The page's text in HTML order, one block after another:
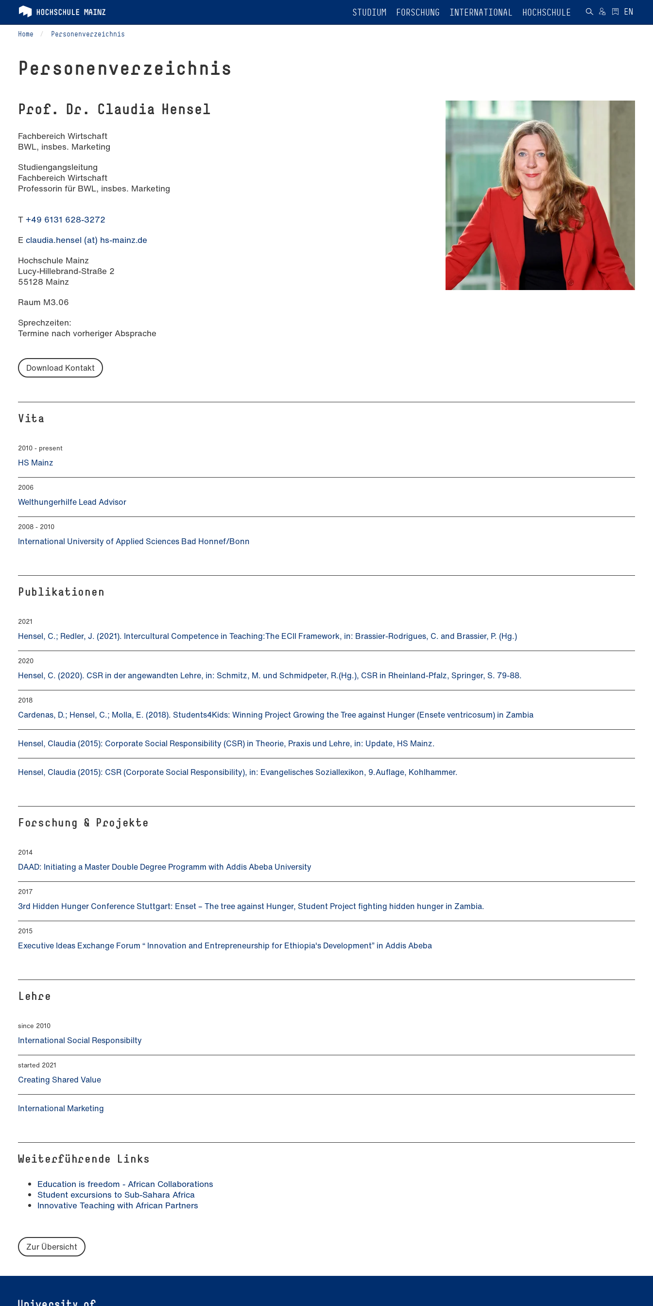
STUDIUM FORSCHUNG INTERNATIONAL HOCHSCHULE
Home Personenverzeichnis
Per­so­nen­ver­zeich­nis
Prof. Dr. Claudia Hensel
Fachbereich Wirtschaft
BWL, insbes. Marketing
Studiengangsleitung
Fachbereich Wirtschaft
Professorin für BWL, insbes. Marketing
T +49 6131 628-3272
E claudia.hensel (at) hs-mainz.de
Hochschule Mainz
Lucy-Hillebrand-Straße 2
55128 Mainz
Raum M3.06
Sprechzeiten:
Termine nach vorheriger Absprache
Download Kontakt
Vita
2010 - present
HS Mainz
2006
Welthungerhilfe Lead Advisor
2008 - 2010
International University of Applied Sciences Bad Honnef/Bonn
Publikationen
2021
Hensel, C.; Redler, J. (2021). Intercultural Competence in Teaching:The ECII Framework, in: Brassier-Rodrigues, C. and Brassier, P. (Hg.)
2020
Hensel, C. (2020). CSR in der angewandten Lehre, in: Schmitz, M. und Schmidpeter, R.(Hg.), CSR in Rheinland-Pfalz, Springer, S. 79-88.
2018
Cardenas, D.; Hensel, C.; Molla, E. (2018). Students4Kids: Winning Project Growing the Tree against Hunger (Ensete ventricosum) in Zambia
Hensel, Claudia (2015): Corporate Social Responsibility (CSR) in Theorie, Praxis und Lehre, in: Update, HS Mainz.
Hensel, Claudia (2015): CSR (Corporate Social Responsibility), in: Evangelisches Soziallexikon, 9.Auflage, Kohlhammer.
Forschung & Projekte
2014
DAAD: Initiating a Master Double Degree Programm with Addis Abeba University
2017
3rd Hidden Hunger Conference Stuttgart: Enset – The tree against Hunger, Student Project fighting hidden hunger in Zambia.
2015
Executive Ideas Exchange Forum “ Innovation and Entrepreneurship for Ethiopia's Development” in Addis Abeba
Lehre
since 2010
International Social Responsibilty
started 2021
Creating Shared Value
International Marketing
Weiterführende Links
Education is freedom - African Collaborations
Student excursions to Sub-Sahara Africa
Innovative Teaching with African Partners
Zur Übersicht